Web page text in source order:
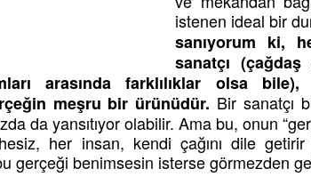
istenen ideal bir
sanıyorum ki,
sanatçı (çağdaş
arasında farklılıklar olsa
meşru bir ürünüdür. Bir sanatçı
da yansıtıyor olabilir. Ama bu, onun
her insan, kendi çağını dile
gerçeği benimsesin isterse görmezden